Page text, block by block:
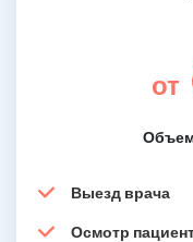
от
Выезд врача
Осмотр